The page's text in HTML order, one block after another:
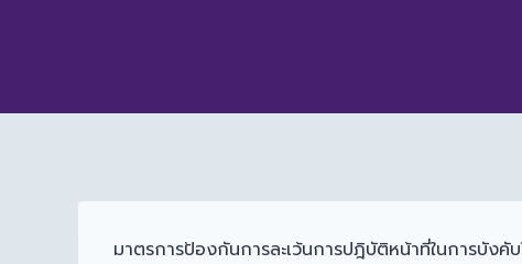
มาตรการป้องกันการละเว้นการปฎิบัติหน้าที่ในการบัง